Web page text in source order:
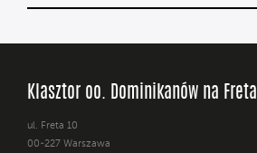
Klasztor oo. Dominikanów na Freta
ul. Freta 10
00-227 Warszawa